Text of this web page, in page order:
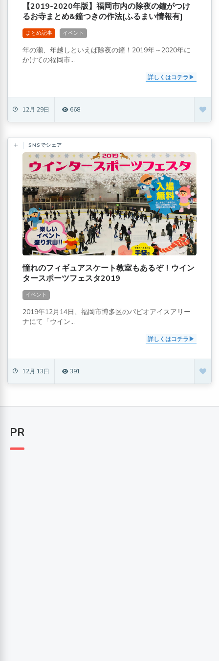
【2019-2020年版】福岡市内の除夜の鐘がつけ
るお寺まとめ&鐘つきの作法[ふるまい情報有]
まとめ記事 イベント
年の瀬、年越しといえば除夜の鐘！2019年～2020年に
かけての福岡市...
詳しくはコチラ
12月 29日 668
SNSでシェア
憧れのフィギュアスケート教室もあるぞ！ウイン
タースポーツフェスタ2019
イベント
2019年12月14日、福岡市博多区のパピオアイスアリー
ナにて「ウイン...
詳しくはコチラ
12月 13日 391
PR